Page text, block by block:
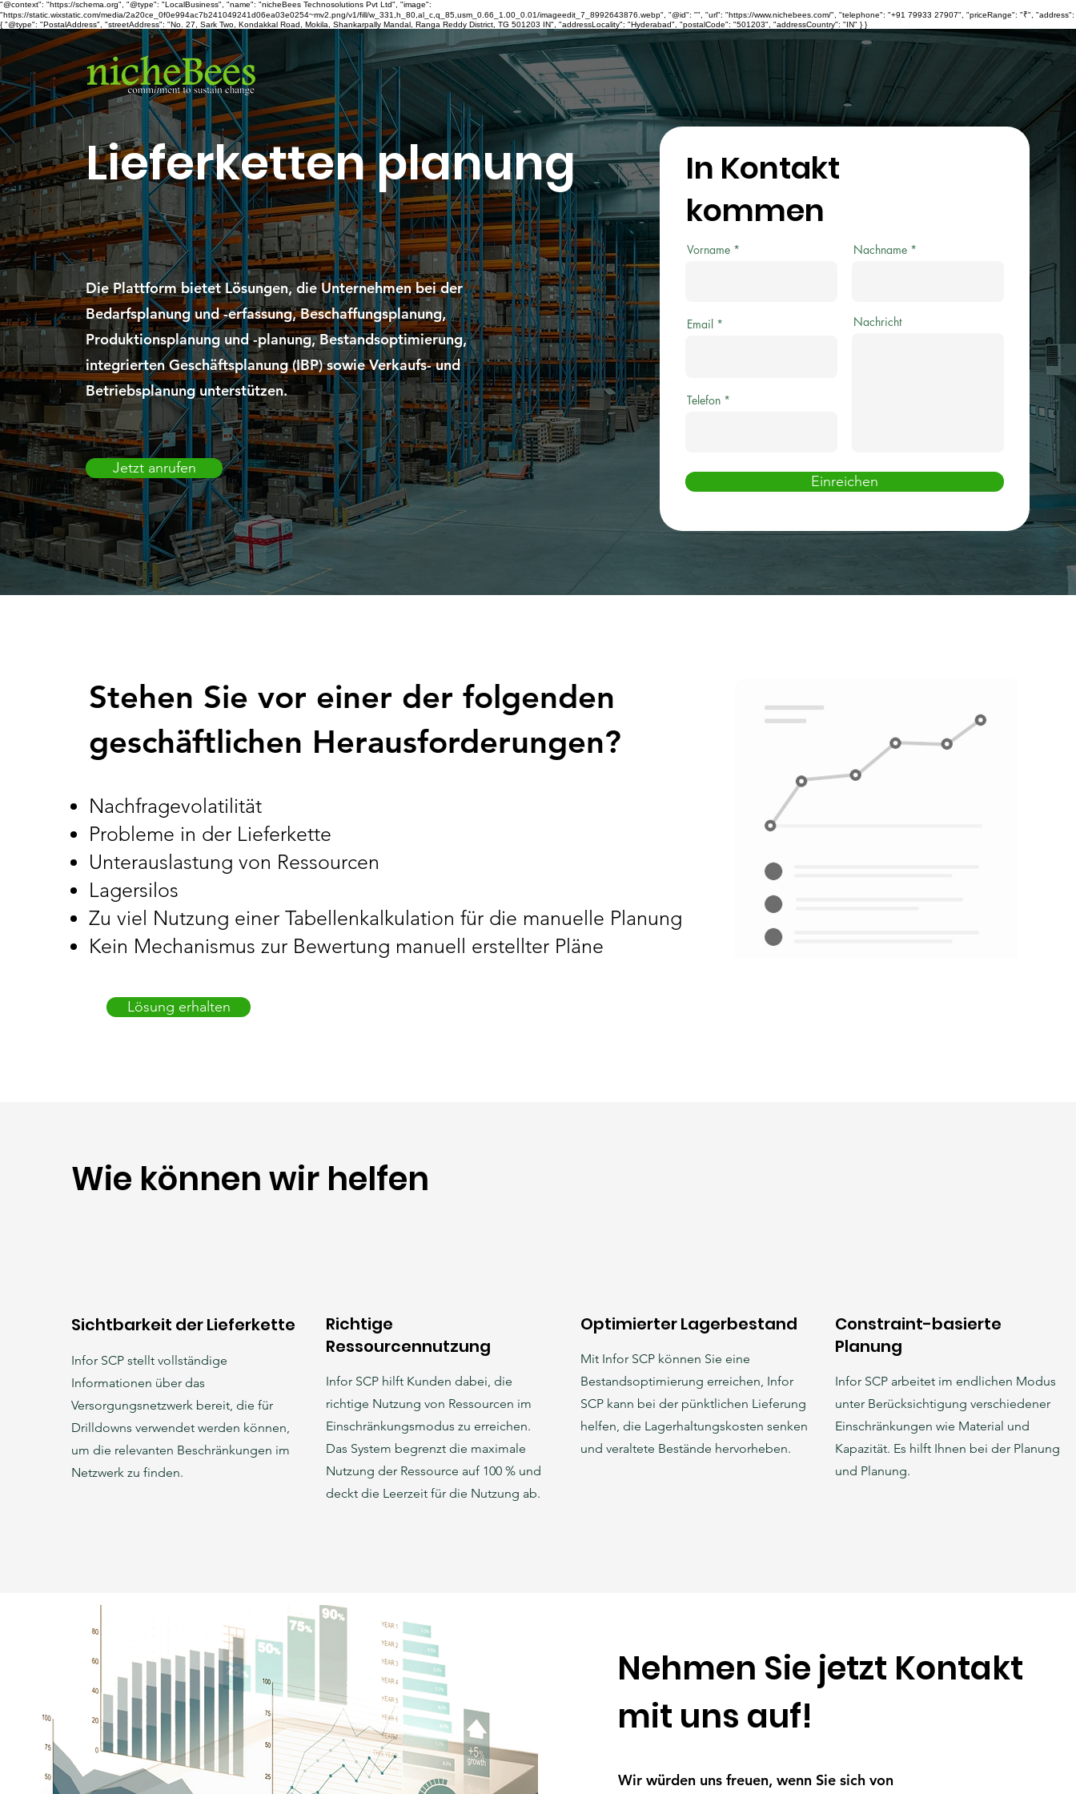
"@context": "https://schema.org", "@type": "LocalBusiness", "name": "nicheBees Technosolutions Pvt Ltd", "image":
"https://static.wixstatic.com/media/2a20ce_0f0e994ac7b241049241d06ea03e0254~mv2.png/v1/fill/w_331,h_80,al_c,q_85,usm_0.66_1.00_0.01/imageedit_7_8992643876.webp", "@id": "", "url": "https://www.nichebees.com/", "telephone": "+91 79933 27907", "priceRange": "₹", "address":
{ "@type": "PostalAddress", "streetAddress": "No. 27, Sark Two, Kondakkal Road, Mokila, Shankarpally Mandal, Ranga Reddy District, TG 501203 IN", "addressLocality": "Hyderabad", "postalCode": "501203", "addressCountry": "IN" } }
Lieferketten planung
Die Plattform bietet Lösungen, die Unternehmen bei der
Bedarfsplanung und -erfassung, Beschaffungsplanung,
Produktionsplanung und -planung, Bestandsoptimierung,
integrierten Geschäftsplanung (IBP) sowie Verkaufs- und
Betriebsplanung unterstützen.
Jetzt anrufen
In Kontakt
kommen
Vorname Nachname
Email
Telefon
Nachricht
Einreichen
Stehen Sie vor einer der folgenden
geschäftlichen Herausforderungen?
Nachfragevolatilität
Probleme in der Lieferkette
Unterauslastung von Ressourcen
Lagersilos
Zu viel Nutzung einer Tabellenkalkulation für die manuelle Planung
Kein Mechanismus zur Bewertung manuell erstellter Pläne
Lösung erhalten
Wie können wir helfen
Sichtbarkeit der Lieferkette
Infor SCP stellt vollständige
Informationen über das
Versorgungsnetzwerk bereit, die für
Drilldowns verwendet werden können,
um die relevanten Beschränkungen im
Netzwerk zu finden.
Richtige
Ressourcennutzung
Infor SCP hilft Kunden dabei, die
richtige Nutzung von Ressourcen im
Einschränkungsmodus zu erreichen.
Das System begrenzt die maximale
Nutzung der Ressource auf 100 % und
deckt die Leerzeit für die Nutzung ab.
Optimierter Lagerbestand
Mit Infor SCP können Sie eine
Bestandsoptimierung erreichen, Infor
SCP kann bei der pünktlichen Lieferung
helfen, die Lagerhaltungskosten senken
und veraltete Bestände hervorheben.
Constraint-basierte
Planung
Infor SCP arbeitet im endlichen Modus
unter Berücksichtigung verschiedener
Einschränkungen wie Material und
Kapazität. Es hilft Ihnen bei der Planung
und Planung.
Nehmen Sie jetzt Kontakt
mit uns auf!
Wir würden uns freuen, wenn Sie sich von